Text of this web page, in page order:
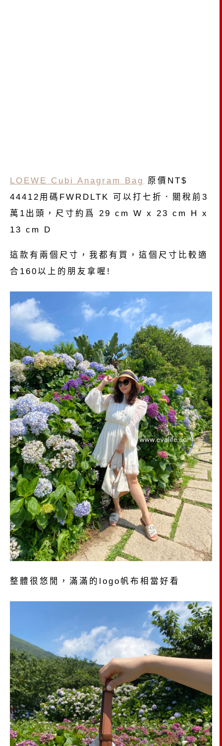
LOEWE Cubi Anagram Bag
原價NT$
44412用碼FWRDLTK 可以打七折．關稅前3
萬1出頭，尺寸約爲 29 cm W x 23 cm H x
13 cm D
這款有兩個尺寸，我都有買，這個尺寸比較適
合160以上的朋友拿喔!
整體很悠閒，滿滿的logo帆布相當好看